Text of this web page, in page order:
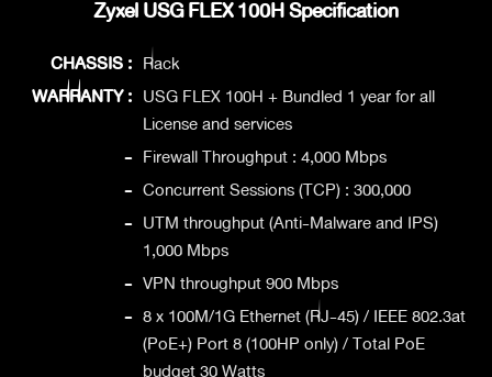
Zyxel USG FLEX 100H Specification
CHASSIS : Rack
WARRANTY : USG FLEX 100H + Bundled 1 year for all
License and services
- Firewall Throughput : 4,000 Mbps
- Concurrent Sessions (TCP) : 300,000
- UTM throughput (Anti-Malware and IPS)
1,000 Mbps
- VPN throughput 900 Mbps
- 8 x 100M/1G Ethernet (RJ-45) / IEEE 802.3at
(PoE+) Port 8 (100HP only) / Total PoE
budget 30 Watts